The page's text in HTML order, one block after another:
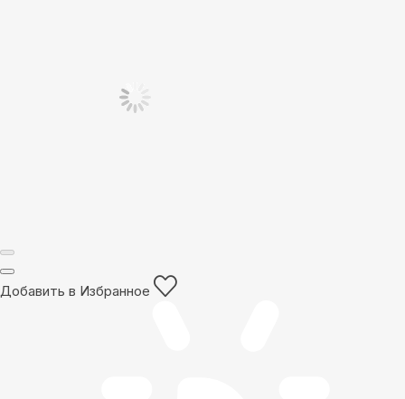
Добавить в Избранное